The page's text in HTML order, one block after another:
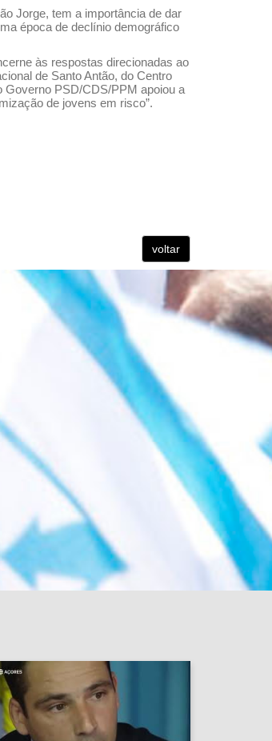
Jorge, tem a importância de dar
época de declínio demográfico
às respostas direcionadas ao
de Santo Antão, do Centro
Governo PSD/CDS/PPM apoiou a
de jovens em risco”.
voltar